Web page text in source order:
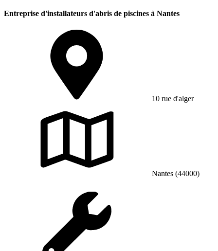
Entreprise d'installateurs d'abris de piscines à Nantes
10 rue d'alger
Nantes (44000)